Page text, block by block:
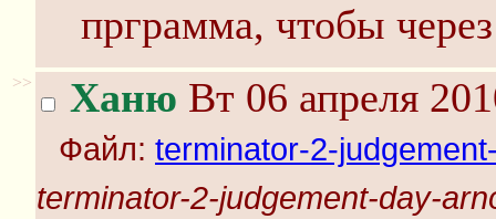
прграмма, чтобы
>> Ханю Вт 06 апреля
Файл: terminator-2-
terminator-2-judgement-day-